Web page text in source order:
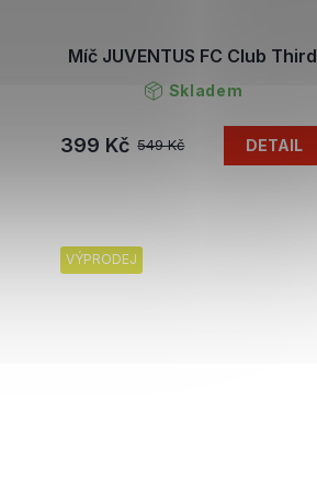
Míč JUVENTUS FC Club Third
Skladem
549 Kč
399 Kč DETAIL
VÝPRODEJ